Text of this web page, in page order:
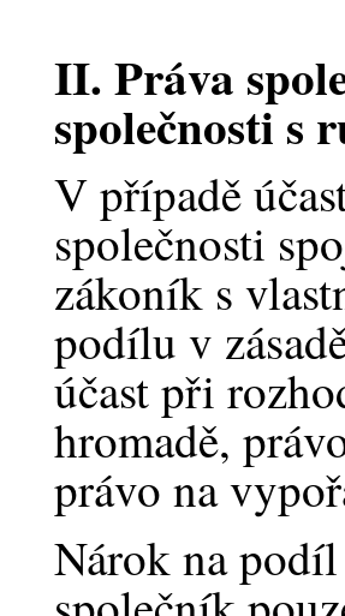
II. Práva
společnosti s
V případě
společnosti
zákoník s
podílu v
účast při
hromadě,
právo na
Nárok na